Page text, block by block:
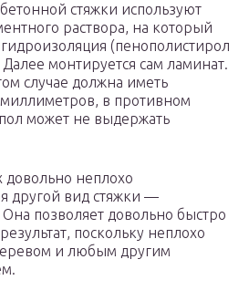
стяжки используют
раствора, на который
(пенополистирол
монтируется сам ламинат.
случае должна иметь
в противном
может не выдержать
довольно неплохо
другой вид стяжки —
позволяет довольно быстро
поскольку неплохо
и любым другим